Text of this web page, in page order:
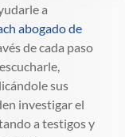
a
abogado de
de cada paso
sus
investigar el
a testigos y